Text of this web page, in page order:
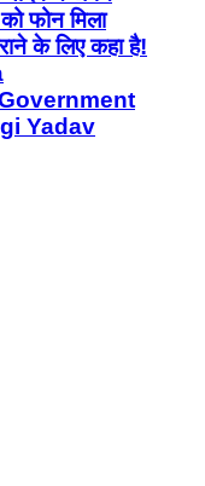
फोन मिला
के लिए कहा है!
Yadav